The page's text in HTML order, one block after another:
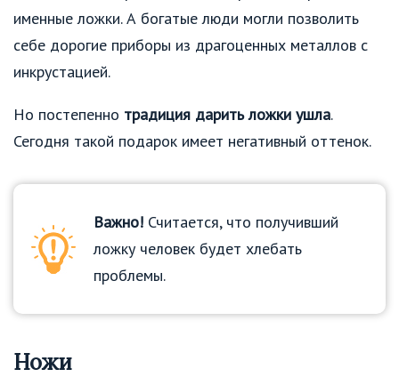
именные ложки. А богатые люди могли позволить
себе дорогие приборы из драгоценных металлов с
инкрустацией.
Но постепенно традиция дарить ложки ушла.
Сегодня такой подарок имеет негативный оттенок.
Важно! Считается, что получивший
ложку человек будет хлебать
проблемы.
Ножи